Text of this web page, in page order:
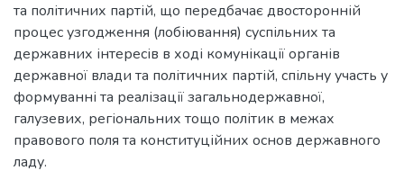
та політичних партій, що передбачає двосторонній
процес узгодження (лобіювання) суспільних та
державних інтересів в ході комунікації органів
державної влади та політичних партій, спільну участь у
формуванні та реалізації загальнодержавної,
галузевих, регіональних тощо політик в межах
правового поля та конституційних основ державного
ладу.